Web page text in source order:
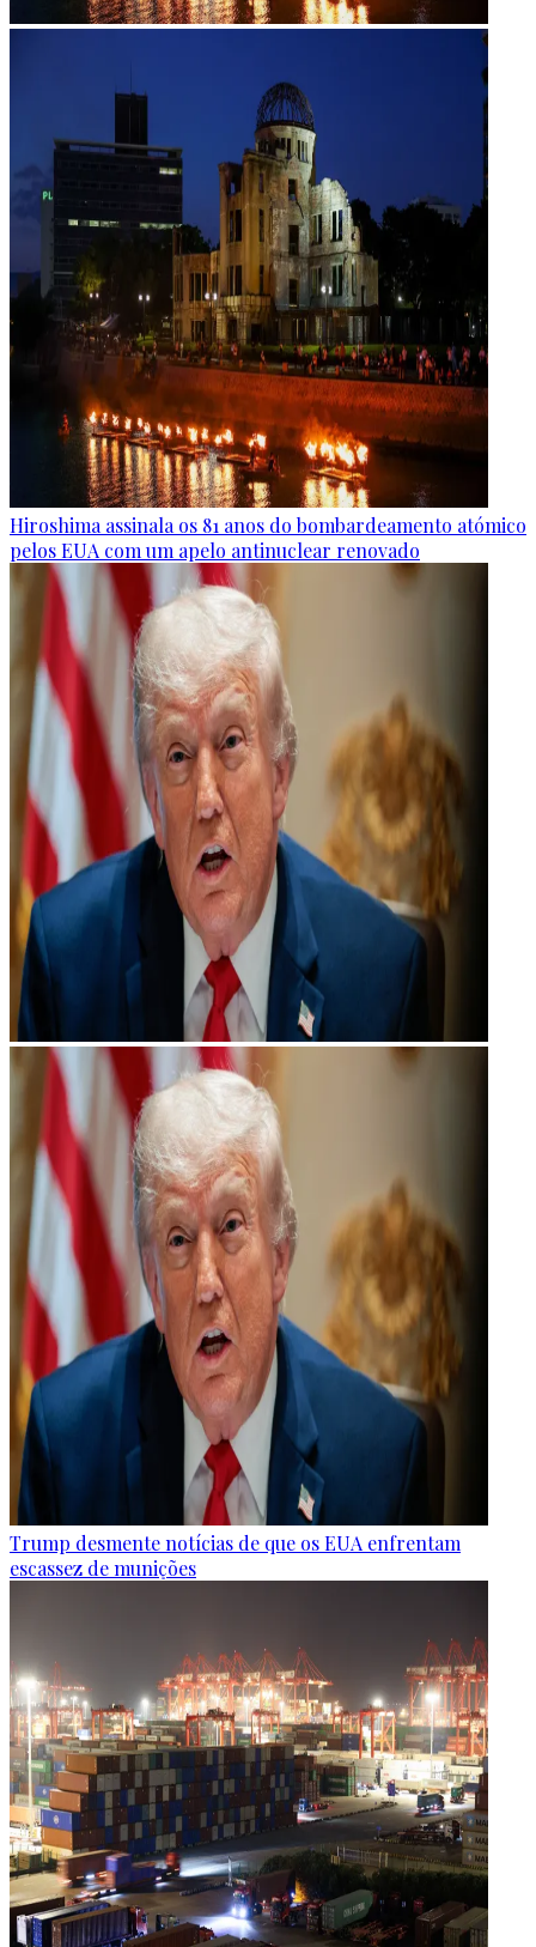
Hiroshima assinala os 81 anos do bombardeamento atómico
pelos EUA com um apelo antinuclear renovado
Trump desmente notícias de que os EUA enfrentam
escassez de munições